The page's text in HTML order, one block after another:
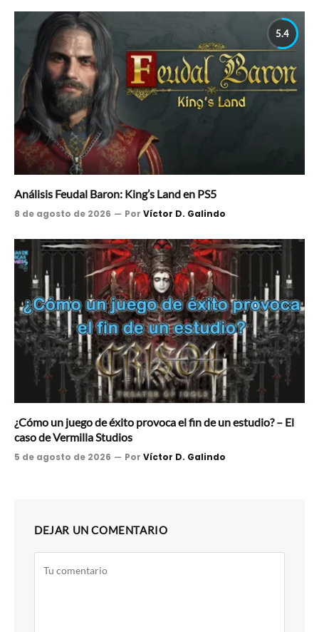
5.4
Análisis Feudal Baron: King’s Land en PS5
8 de agosto de 2026 Por Víctor D. Galindo
¿Cómo un juego de éxito provoca el fin de un estudio? – El
caso de Vermilla Studios
5 de agosto de 2026 Por Víctor D. Galindo
DEJAR UN COMENTARIO